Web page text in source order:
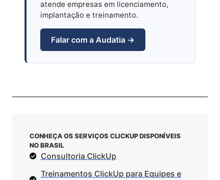
atende empresas em licenciamento,
implantação e treinamento.
Falar com a Audatia →
CONHEÇA OS SERVIÇOS CLICKUP DISPONÍVEIS
NO BRASIL
Consultoria ClickUp
Treinamentos ClickUp para Equipes e